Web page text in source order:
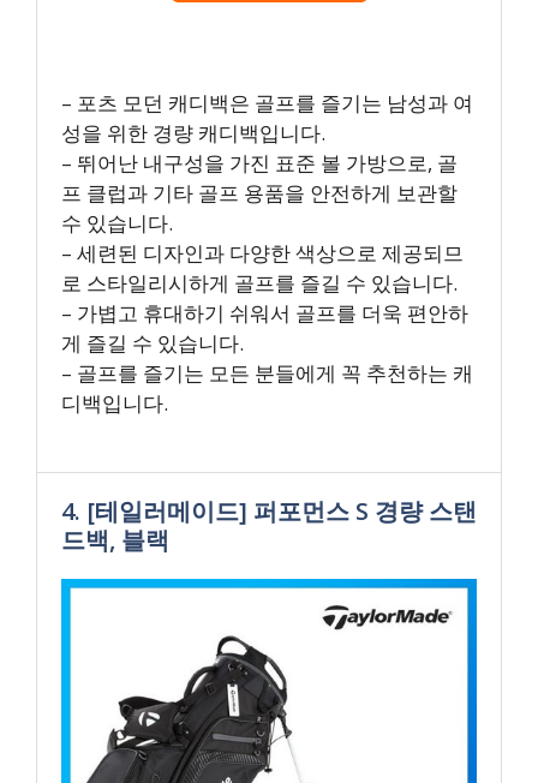
– 포츠 모던 캐디백은 골프를 즐기는 남성과 여
성을 위한 경량 캐디백입니다.
– 뛰어난 내구성을 가진 표준 볼 가방으로, 골
프 클럽과 기타 골프 용품을 안전하게 보관할
수 있습니다.
– 세련된 디자인과 다양한 색상으로 제공되므
로 스타일리시하게 골프를 즐길 수 있습니다.
– 가볍고 휴대하기 쉬워서 골프를 더욱 편안하
게 즐길 수 있습니다.
– 골프를 즐기는 모든 분들에게 꼭 추천하는 캐
디백입니다.
4. [테일러메이드] 퍼포먼스 S 경량 스탠
드백, 블랙